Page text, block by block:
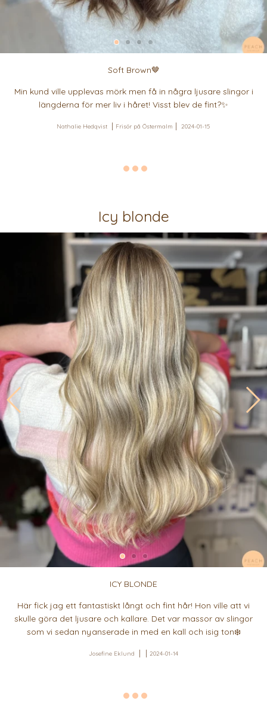
Soft Brown🤎
Min kund ville upplevas mörk men få in några ljusare slingor i
längderna för mer liv i håret! Visst blev de fint?✨
Nathalie Hedqvist Frisör på Östermalm 2024-01-15
Icy blonde
ICY BLONDE
Här fick jag ett fantastiskt långt och fint hår! Hon ville att vi
skulle göra det ljusare och kallare. Det var massor av slingor
som vi sedan nyanserade in med en kall och isig ton❄️
Josefine Eklund 2024-01-14